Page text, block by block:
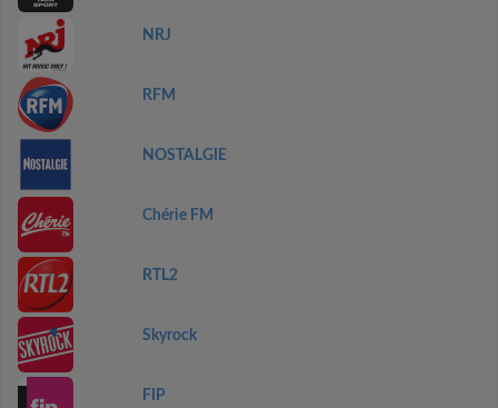
NRJ
RFM
NOSTALGIE
Chérie FM
RTL2
Skyrock
FIP